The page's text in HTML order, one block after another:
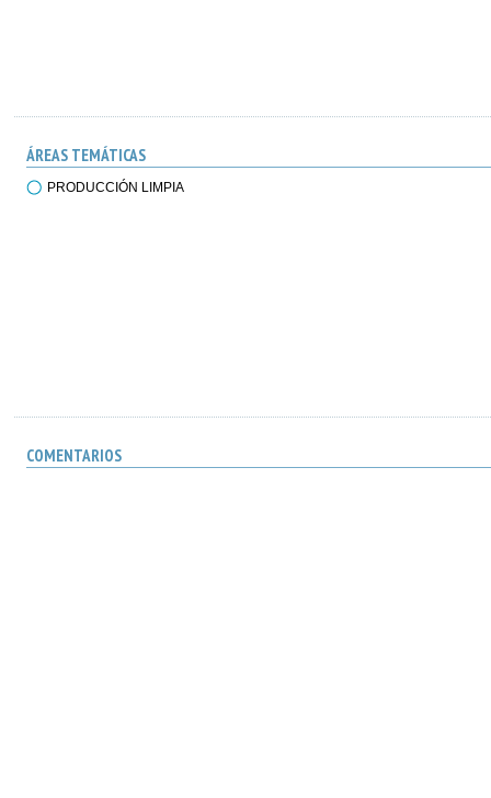
ÁREAS TEMÁTICAS
PRODUCCIÓN LIMPIA
COMENTARIOS